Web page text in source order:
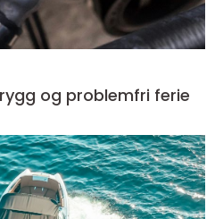
og problemfri ferie